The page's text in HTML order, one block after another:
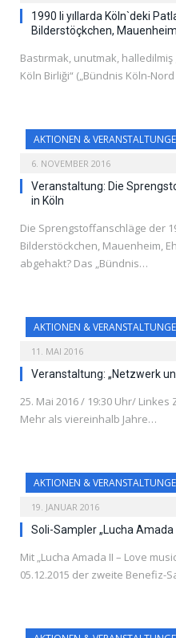
1990 li yıllarda Köln`deki
Bilderstöçkchen,
Bastırmak, unutmak, halledilmiş
Köln Birliği“ („Bündnis Köln-
AKTIONEN &
6. NOVEMBER 2016
Veranstaltung: Die
in Köln
Die Sprengstoffanschläge der
Bilderstöckchen, Mauenheim,
abgehakt? Das „Bündnis…
AKTIONEN &
11. MAI 2016
Veranstaltung: „Netzwerk
25. Mai 2016 / 19:30 Uhr/
Mehr als viereinhalb Jahre…
AKTIONEN &
19. JANUAR 2016
Soli-Sampler „Lucha
Mit „Lucha Amada II – Love
05.12.2015 der zweite Benefiz-